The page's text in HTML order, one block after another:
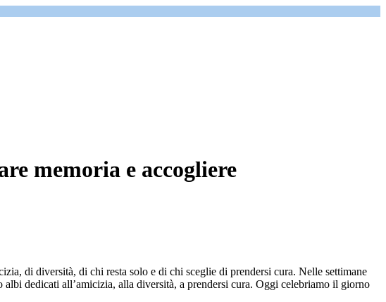
memoria e accogliere
di diversità, di chi resta solo e di chi sceglie di prendersi cura. Nelle settimane
dedicati all’amicizia, alla diversità, a prendersi cura. Oggi celebriamo il giorno